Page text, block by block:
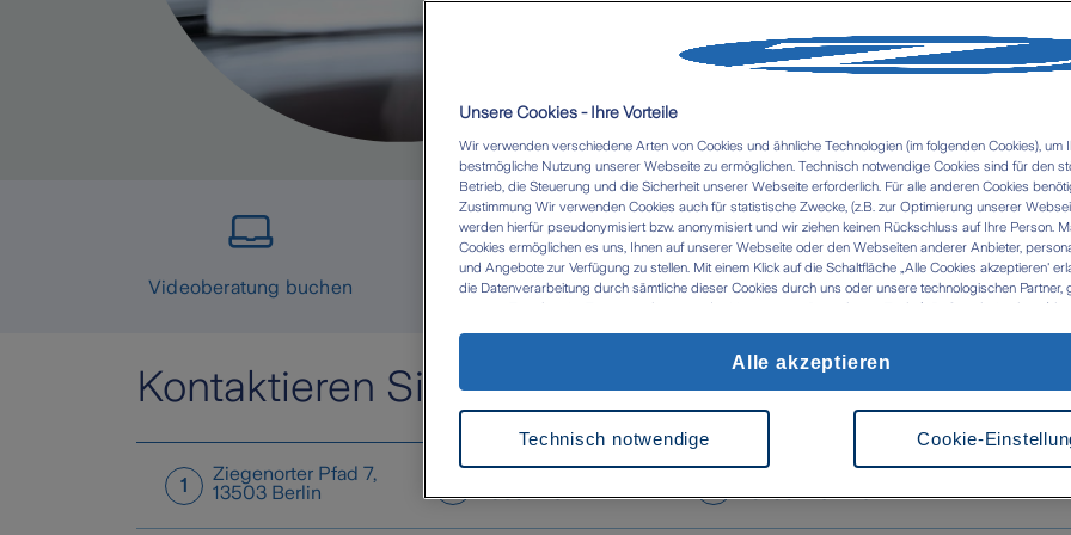
Videoberatung buchen Nachricht senden Schaden
Kontaktieren Sie uns in Berlin und Kremmen
1
Ziegenorter Pfad 7,
13503 Berlin
Paul-Zobel-Str. 27,
10367 Berlin
Tietzower Str. 20,
16766 Kremmen
Unsere Cookies - Ihre Vorteile
Wir verwenden verschiedene Arten von Cookies und ähnliche Technologien (im folgenden Cookies), um
bestmögliche Nutzung unserer Webseite zu ermöglichen. Technisch notwendige Cookies sind für den
Betrieb, die Steuerung und die Sicherheit unserer Webseite erforderlich. Für alle anderen Cookies
Zustimmung Wir verwenden Cookies auch für statistische Zwecke, (z.B. zur Optimierung unserer
werden hierfür pseudonymisiert bzw. anonymisiert und wir ziehen keinen Rückschluss auf Ihre Person.
Cookies ermöglichen es uns, Ihnen auf unserer Webseite oder den Webseiten anderer Anbieter,
und Angebote zur Verfügung zu stellen. Mit einem Klick auf die Schaltfläche „Alle Cookies akzeptieren'
die Datenverarbeitung durch sämtliche dieser Cookies durch uns oder unsere technologischen Partner,
eigenen Zwecken. Im Zusammenhang mit der Nutzung von Drittanbieter-Tools (z.B. Google Analytics)
durchgesetzt werden können- Ihre Einwilligung können Sie jederzeit über die Cookie Einstellungen mit
Zukunft widerrufen. Weitere Informationen zu Cookies und der Widerrufsmöglichkeit finden Sie unter den
Datenschutz Impressum
Cookie-
Technisch notwendige
Alle akzeptieren